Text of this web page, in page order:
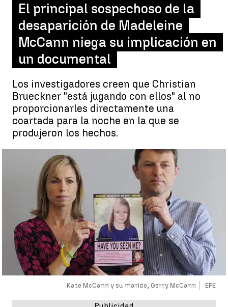
El principal sospechoso de la
desaparición de Madeleine
McCann niega su implicación en
un documental
Los investigadores creen que Christian
Brueckner "está jugando con ellos" al no
proporcionarles directamente una
coartada para la noche en la que se
produjeron los hechos.
Kate McCann y su marido, Gerry McCann EFE